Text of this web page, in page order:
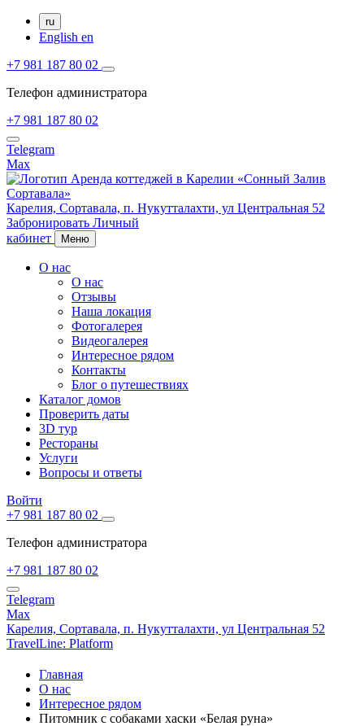
ru
English en
+7 981 187 80 02
Телефон администратора
+7 981 187 80 02
Telegram
Max
Карелия, Сортавала, п. Нукутталахти, ул Центральная 52
Забронировать Личный
кабинет
Меню
О нас
О нас
Отзывы
Наша локация
Фотогалерея
Видеогалерея
Интересное рядом
Контакты
Блог о путешествиях
Каталог домов
Проверить даты
3D тур
Рестораны
Услуги
Вопросы и ответы
Войти
+7 981 187 80 02
Телефон администратора
+7 981 187 80 02
Telegram
Max
Карелия, Сортавала, п. Нукутталахти, ул Центральная 52
TravelLine: Platform
Главная
О нас
Интересное рядом
Питомник с собаками хаски «Белая руна»